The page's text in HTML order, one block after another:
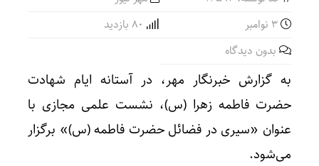
بدون دیدگاه
به گزارش خبرنگار مهر، در آستانه ایام شهادت
حضرت فاطمه زهرا (س)، نشست علمی مجازی با
عنوان «سیری در فضائل حضرت فاطمه (س)» برگزار
می‌شود.